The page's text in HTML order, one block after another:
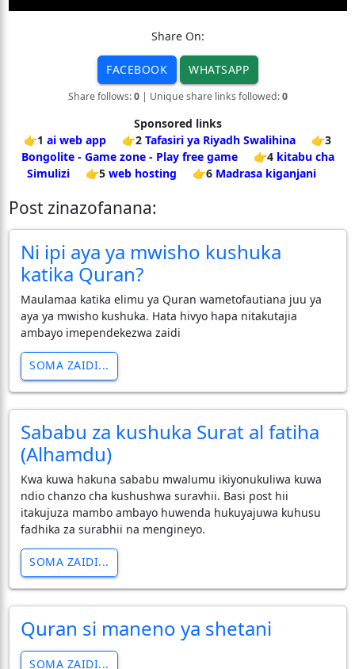
Share On:
FACEBOOK WHATSAPP
Share follows:0| Unique share links followed:0
Sponsored links
👉1 ai web app 👉2 Tafasiri ya Riyadh Swalihina
👉3
Bongolite - Game zone - Play free game
👉4 kitabu cha
Simulizi
👉5 web hosting 👉6 Madrasa kiganjani
Post zinazofanana:
Ni ipi aya ya mwisho kushuka
katika Quran?
Maulamaa katika elimu ya Quran wametofautiana juu ya
aya ya mwisho kushuka. Hata hivyo hapa nitakutajia
ambayo imependekezwa zaidi
SOMA ZAIDI...
Sababu za kushuka Surat al fatiha
(Alhamdu)
Kwa kuwa hakuna sababu mwalumu ikiyonukuliwa kuwa
ndio chanzo cha kushushwa suravhii. Basi post hii
itakujuza mambo ambayo huwenda hukuyajuwa kuhusu
fadhika za surabhii na mengineyo.
SOMA ZAIDI...
Quran si maneno ya shetani
SOMA ZAIDI...